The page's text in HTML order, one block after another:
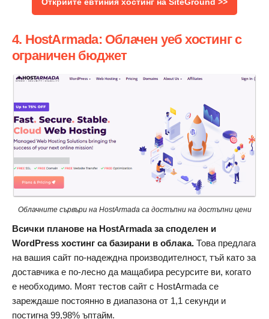
4. HostArmada: Облачен уеб хостинг с
ограничен бюджет
Облачните сървъри на HostArmada са достъпни на достъпни цени
Всички планове на HostArmada за споделен и
WordPress хостинг са базирани в облака. Това предлага
на вашия сайт по-надеждна производителност, тъй като за
доставчика е по-лесно да мащабира ресурсите ви, когато
е необходимо. Моят тестов сайт с HostArmada се
зареждаше постоянно в диапазона от 1,1 секунди и
постигна 99,98% ъптайм.